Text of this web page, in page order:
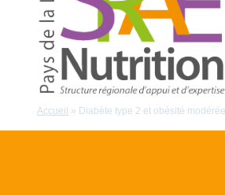
Accueil » Diabète type 2 et obésité